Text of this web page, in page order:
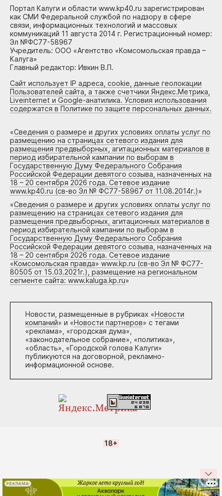
Портал Калуги и области www.kp40.ru зарегистрирован
как СМИ Федеральной службой по надзору в сфере
связи, информационных технологий и массовых
коммуникаций 11 августа 2014 г. Регистрационный номер:
Эл №ФС77-58967
Учредитель: ООО «Агентство «Комсомольская правда –
Калуга»
Главный редактор: Ивкин В.П.
Сайт использует IP адреса, cookie, данные геолокации
Пользователей сайта, а также счетчики Яндекс.Метрика,
Liveinternet и Google-анатилика. Условия использования
содержатся в Политике по защите персональных данных.
«Сведения о размере и других условиях оплаты услуг по
размещению на страницах сетевого издания для
размещения предвыборных, агитационных материалов в
период избирательной кампании по выборам в
Государственную Думу Федерального Собрания
Российской Федерации девятого созыва, назначенных на
18 – 20 сентября 2026 года. Сетевое издание
www.kp40.ru (св-во Эл № ФС77-58967 от 11.08.2014г.)»
«Сведения о размере и других условиях оплаты услуг по
размещению на страницах сетевого издания для
размещения предвыборных, агитационных материалов в
период избирательной кампании по выборам в
Государственную Думу Федерального Собрания
Российской Федерации девятого созыва, назначенных на
18 – 20 сентября 2026 года. Сетевое издание
«Комсомольская правда» www.kp.ru (св-во Эл № ФС77-
80505 от 15.03.2021г.), размещение на региональном
сегменте сайта: www.kaluga.kp.ru»
Новости, размещенные в рубриках «Новости
компаний» и «Новости партнеров» с тегами
«реклама», «городская дума»,
«законодательное собрание», «политика»,
«область», «Городской голова Калуги»
публикуются на договорной, рекламно-
информационной основе.
18+
РЕКЛАМА